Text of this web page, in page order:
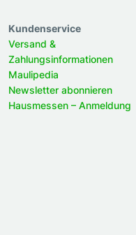
Kundenservice
Versand &
Zahlungsinformationen
Maulipedia
Newsletter abonnieren
Hausmessen – Anmeldung